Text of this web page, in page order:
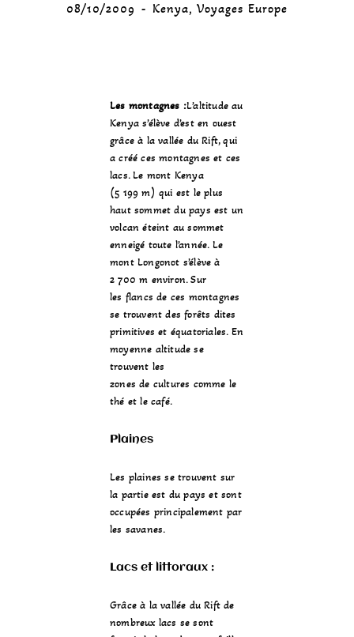
08/10/2009 Kenya, Voyages Europe
Les montagnes :L’altitude au
Kenya s’élève d’est en ouest
grâce à lavallée du Rift, qui
a créé ces montagnes et ces
lacs. Le mont Kenya
(5 199 m) qui est le plus
haut sommet du pays est un
volcan éteint au sommet
enneigé toute l’année. Le
mont Longonot s’élève à
2 700 m environ. Sur
les flancs de ces montagnes
se trouvent des forêts dites
primitives et équatoriales. En
moyenne altitude se
trouvent les
zones de cultures comme le
thé et lecafé.
Plaines
Les plaines se trouvent sur
la partie est du pays et sont
occupées principalement par
les savanes.
Lacs et littoraux :
Grâce à lavallée du Rift de
nombreux lacs se sont